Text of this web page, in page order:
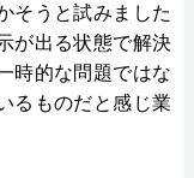
そうと試みました
が出る状態で解決
時的な問題ではな
るものだと感じ業